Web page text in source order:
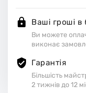
Ваші гроші в
Ви можете
виконає
Гарантія
Більшість
2 тижнів до 12